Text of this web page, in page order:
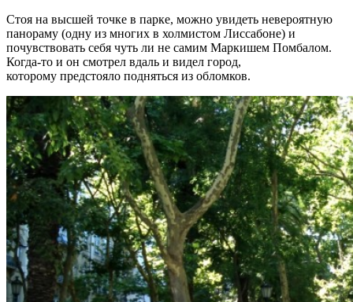
Дізнатися більше!
Стоя на высшей точке в парке, можно увидеть невероятную
панораму (одну из многих в холмистом Лиссабоне) и
почувствовать себя чуть ли не самим Маркишем Помбалом.
Когда-то и он смотрел вдаль и видел город,
которому предстояло подняться из обломков.